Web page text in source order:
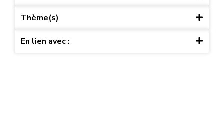
Thème(s)
En lien avec :